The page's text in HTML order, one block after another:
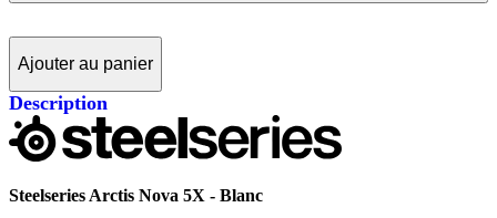
Ajouter au panier
Description
Steelseries Arctis Nova 5X - Blanc